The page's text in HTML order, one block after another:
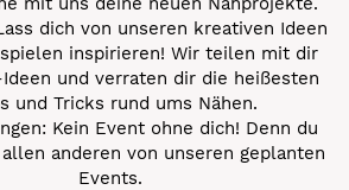
dich von unseren kreativen Ideen
inspirieren! Wir teilen mit dir
Ideen und verraten dir die heißesten
und Tricks rund ums Nähen.
Kein Event ohne dich! Denn du
anderen von unseren geplanten
Events.